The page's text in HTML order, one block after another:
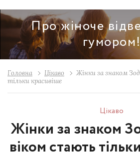
Про жіноче
Головна Цікаво
Жінки за знаком
тільки красивіше
Цікаво
Жінки за знаком
віком стають